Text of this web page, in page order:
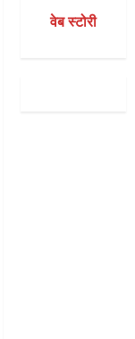
वेब स्टोरी